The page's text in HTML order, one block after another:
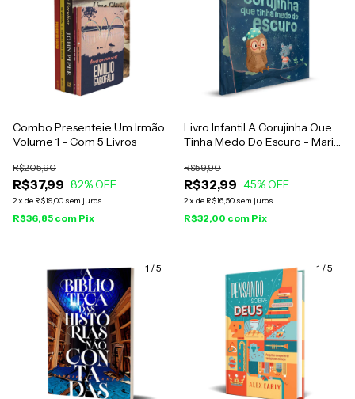
Combo Presenteie Um Irmão
Volume 1 - Com 5 Livros
R$37,99
R$205,90
82% OFF
2x de R$19,00 sem juros
R$36,85 com Pix
Livro Infantil A Corujinha Que
Tinha Medo Do Escuro - Maria
R$32,99
R$59,90
45% OFF
2x de R$16,50 sem juros
R$32,00 com Pix
1 /5 1 /5